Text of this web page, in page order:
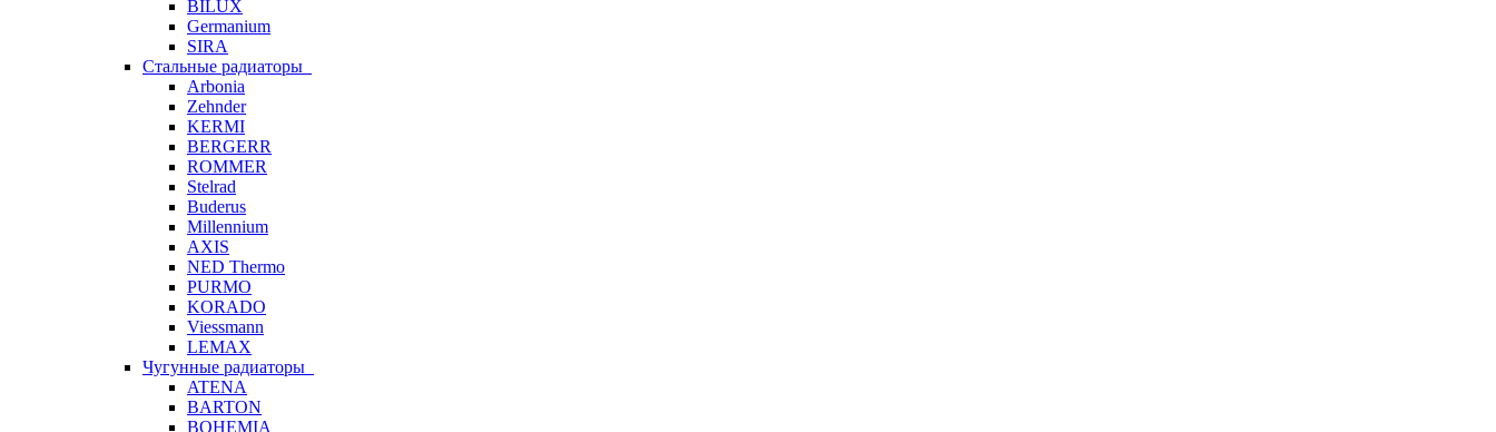
BILUX
Germanium
SIRA
Стальные радиаторы
Arbonia
Zehnder
KERMI
BERGERR
ROMMER
Stelrad
Buderus
Millennium
AXIS
NED Thermo
PURMO
KORADO
Viessmann
LEMAX
Чугунные радиаторы
ATENA
BARTON
BOHEMIA